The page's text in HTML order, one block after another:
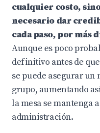
cualquier costo,
necesario dar
cada paso, por más
Aunque es poco
definitivo antes de
se puede asegurar
grupo, aumentando
la mesa se mantenga
administración.